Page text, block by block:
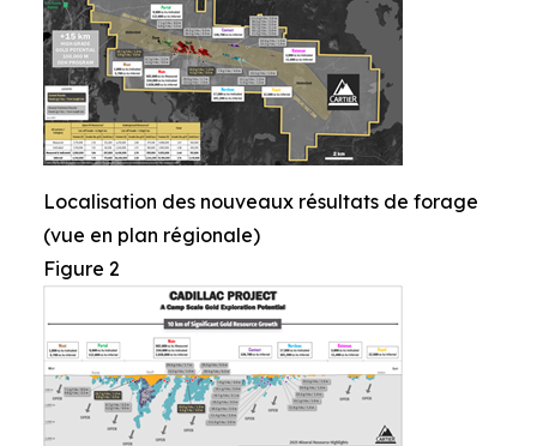
Localisation des nouveaux résultats de forage
(vue en plan régionale)
Figure 2